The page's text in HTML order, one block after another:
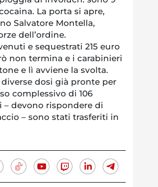
La porta si apre,
Salvatore Montella,
dell’ordine.
e sequestrati 215 euro
non termina e i carabinieri
e lì avviene la svolta.
dosi già pronte per
complessivo di 106
devono rispondere di
– sono stati trasferiti in